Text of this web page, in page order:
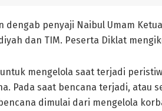
penyaji Naibul Umam Ketua
dan TIM. Peserta Diklat
mengelola saat terjadi
Pada saat bencana terjadi, atau
dimulai dari mengelola